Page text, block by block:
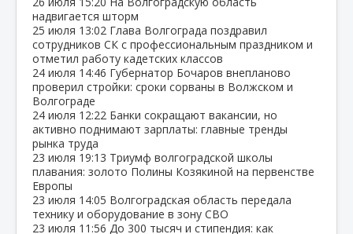
надвигается шторм
25 июля 13:02 Глава Волгограда поздравил
сотрудников СК с профессиональным праздником и
отметил работу кадетских классов
24 июля 14:46 Губернатор Бочаров внепланово
проверил стройки: сроки сорваны в Волжском и
Волгограде
24 июля 12:22 Банки сокращают вакансии, но
активно поднимают зарплаты: главные тренды
рынка труда
23 июля 19:13 Триумф волгоградской школы
плавания: золото Полины Козякиной на первенстве
Европы
23 июля 14:05 Волгоградская область передала
технику и оборудование в зону СВО
23 июля 11:56 До 300 тысяч и стипендия: как